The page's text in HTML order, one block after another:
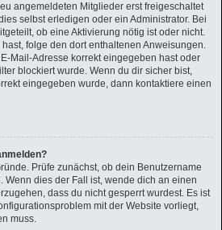
angemeldeten Mitglieder erst freigeschaltet
selbst erledigen oder ein Administrator. Bei
ob eine Aktivierung nötig ist oder nicht.
folge den dort enthaltenen Anweisungen.
Mail-Adresse korrekt eingegeben hast oder
blockiert wurde. Wenn du dir sicher bist,
eingegeben wurde, dann kontaktiere einen
Prüfe zunächst, ob dein Benutzername
Wenn dies der Fall ist, wende dich an einen
dass du nicht gesperrt wurdest. Es ist
mit der Website vorliegt,
muss.